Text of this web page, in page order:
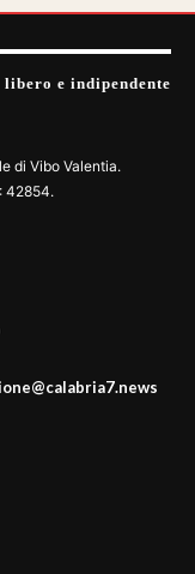
e indipendente
di Vibo Valentia.
42854.